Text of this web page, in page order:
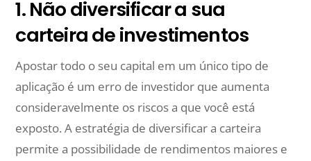
1. Não diversificar a sua
carteira de investimentos
Apostar todo o seu capital em um único tipo de
aplicação é um erro de investidor que aumenta
consideravelmente os riscos a que você está
exposto. A estratégia de diversificar a carteira
permite a possibilidade de rendimentos maiores e